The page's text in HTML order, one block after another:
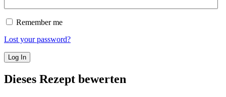
Remember me
Lost your password?
Dieses Rezept bewerten